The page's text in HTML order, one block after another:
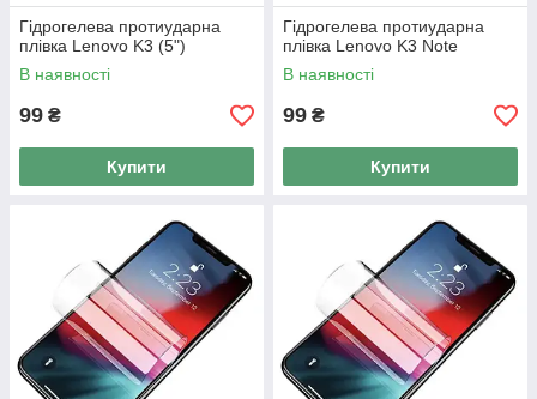
Гідрогелева протиударна
плівка Lenovo K3 (5")
В наявності
99 ₴
Купити
Гідрогелева протиударна
плівка Lenovo K3 Note
В наявності
99 ₴
Купити